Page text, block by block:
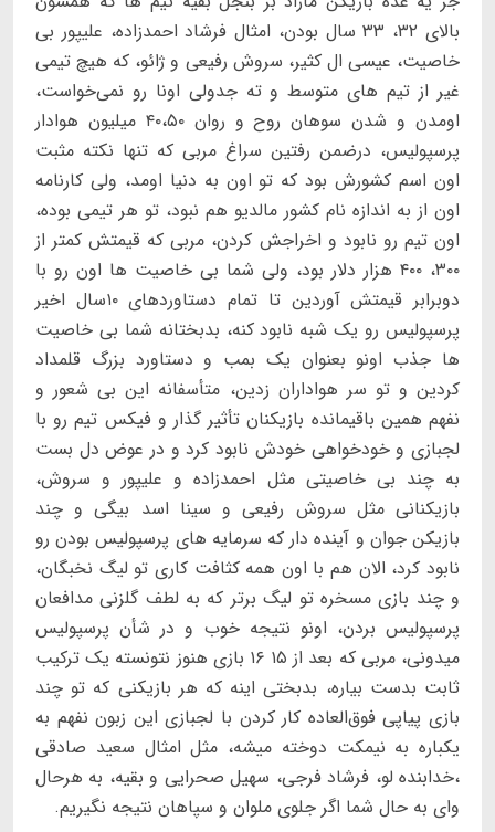
بالای ۳۲، ۳۳ سال بودن، امثال فرشاد احمدزاده، علیپور بی
خاصیت، عیسی ال کثیر، سروش رفیعی و ژائو، که هیچ تیمی
غیر از تيم های متوسط و ته جدولی اونا رو نمی‌خواست،
اومدن و شدن سوهان روح و روان ۴۰،۵۰ میلیون هوادار
پرسپولیس، درضمن رفتین سراغ مربی که تنها نکته مثبت
اون اسم کشورش بود که تو اون به دنیا اومد، ولی کارنامه
اون از به اندازه نام کشور مالدیو هم نبود، تو هر تیمی بوده،
اون تیم رو نابود و اخراجش کردن، مربی که قیمتش کمتر از
۳۰۰، ۴۰۰ هزار دلار بود، ولی شما بی خاصیت ها اون رو با
دوبرابر قیمتش آوردین تا تمام دستاوردهای ۱۰سال اخیر
پرسپولیس رو یک شبه نابود کنه، بدبختانه شما بی خاصیت
ها جذب‌ اونو بعنوان یک بمب و دستاورد بزرگ قلمداد
کردین و تو سر هواداران زدین، متأسفانه این بی شعور و
نفهم همین باقیمانده بازیکنان تأثیر گذار و فیکس تیم رو با
لجبازی و خودخواهی خودش نابود کرد و در عوض دل بست
به چند بی خاصیتی مثل احمدزاده و علیپور و سروش،
بازیکنانی مثل سروش رفیعی و سينا اسد بیگی و چند
بازیکن جوان و آینده دار که سرمایه های پرسپولیس بودن رو
نابود کرد، الان هم با اون همه کثافت کاری تو لیگ نخبگان،
و چند بازی مسخره تو لیگ برتر که به لطف گلزنی مدافعان
پرسپولیس بردن، اونو نتیجه خوب و در شأن پرسپولیس
میدونی، مربی که بعد از ۱۵ ۱۶ بازی هنوز نتونسته یک ترکیب
ثابت بدست بیاره، بدبختی اینه که هر بازیکنی که تو چند
بازی پیاپی فوق‌العاده کار کردن با لجبازی این زبون نفهم به
یکباره به نیمکت دوخته میشه، مثل امثال سعید صادقی
،خدابنده لو، فرشاد فرجی، سهیل صحرایی و بقیه، به هرحال
وای به حال شما اگر جلوی ملوان و سپاهان نتیجه نگیریم.